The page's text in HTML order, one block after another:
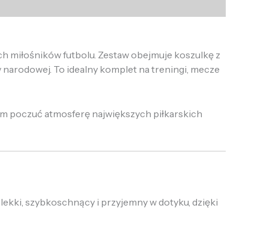
miłośników futbolu. Zestaw obejmuje koszulkę z
To idealny komplet na treningi, mecze
poczuć atmosferę największych piłkarskich
szybkoschnący i przyjemny w dotyku, dzięki